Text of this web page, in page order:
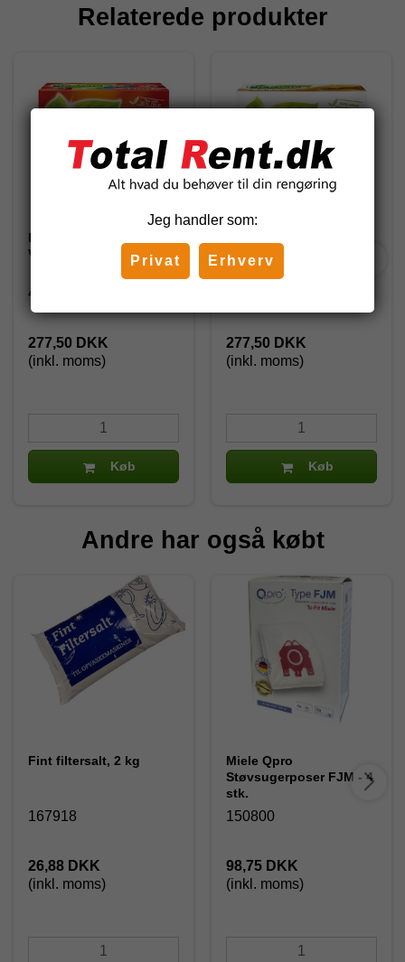
Relaterede produkter
Pickwick tebreve, Fruit
Variation Red
40544
277,50 DKK
(inkl. moms)
Køb
Liquorice
277,50 DKK
(inkl. moms)
Køb
Andre har også købt
Fint filtersalt, 2 kg
167918
26,88 DKK
(inkl. moms)
Miele Qpro
Støvsugerposer FJM - 4
stk.
150800
98,75 DKK
(inkl. moms)
Jeg handler som:
Privat Erhverv